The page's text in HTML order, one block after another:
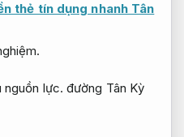
thẻ tín dụng nhanh Tân
nguồn lực. đường Tân Kỳ